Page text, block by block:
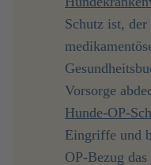
Schutz ist,
Vorsorge
Hunde-OP-
Eingriffe und
OP-Bezug